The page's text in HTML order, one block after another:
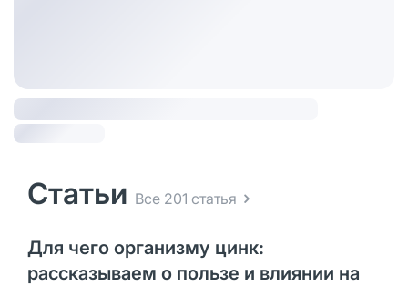
Статьи Все 201 статья
Для чего организму цинк:
рассказываем о пользе и влиянии на